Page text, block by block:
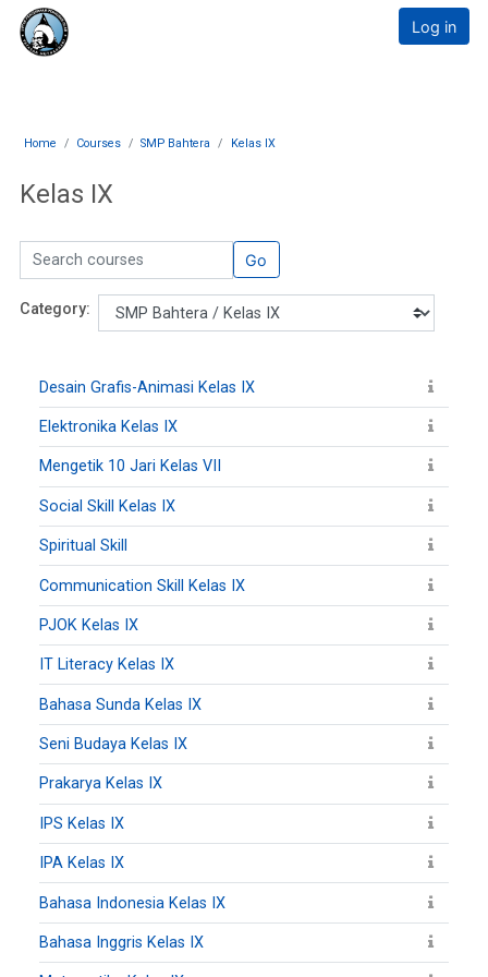
Skip to main content
E-Learning Muthahhari
Log in
Home Courses SMP Bahtera Kelas IX
Kelas IX
Search courses Go
Category:
Desain Grafis-Animasi Kelas IX
Elektronika Kelas IX
Mengetik 10 Jari Kelas VII
Social Skill Kelas IX
Spiritual Skill
Communication Skill Kelas IX
PJOK Kelas IX
IT Literacy Kelas IX
Bahasa Sunda Kelas IX
Seni Budaya Kelas IX
Prakarya Kelas IX
IPS Kelas IX
IPA Kelas IX
Bahasa Indonesia Kelas IX
Bahasa Inggris Kelas IX